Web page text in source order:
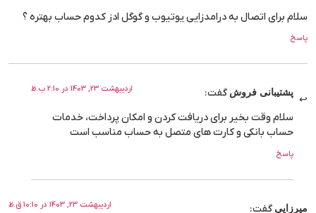
سلام برای اتصال به درامدزایی یوتیوب و گوگل ادز کدوم حساب بهتره ؟
پاسخ
پشتیبانی فروش گفت: اردیبهشت 23, 1403 در 2:10 ب.ظ
سلام وقت بخیر برای دریافت کردن و امکان پرداخت، خدمات
حساب بانکی و کارت های متصل به حساب مناسب است
پاسخ
میرزایی گفت: اردیبهشت 23, 1403 در 10:10 ق.ظ